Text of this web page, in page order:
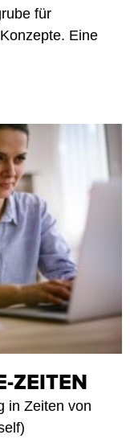
für
Eine
ZEITEN
in Zeiten von